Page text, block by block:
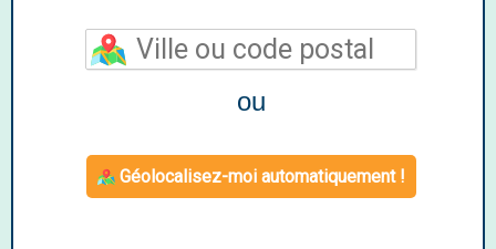
ou
Géolocalisez-moi automatiquement !